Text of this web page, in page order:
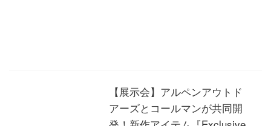
【展示会】アルペンアウトド
アーズとコールマンが共同開